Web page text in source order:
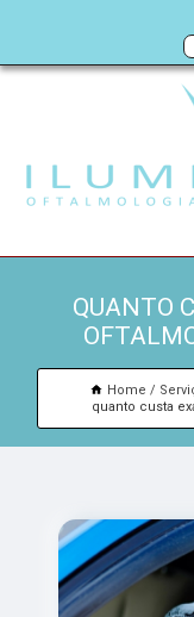
QUANTO
Home
quanto custa